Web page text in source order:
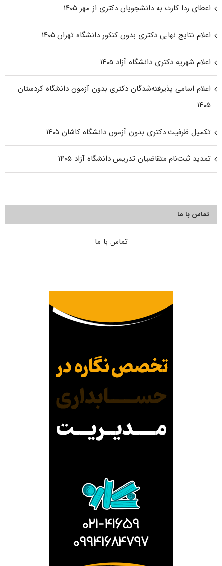
اعطای ردا کارت به دانشجویان دکتری از مهر ۱۴۰۵
اعلام نتایج نهایی دکتری بدون کنکور دانشگاه تهران ۱۴۰۵
اعلام شهریه دکتری دانشگاه آزاد ۱۴۰۵
اعلام اسامی پذیرفته‌شدگان دکتری بدون آزمون دانشگاه کردستان
۱۴۰۵
تکمیل ظرفیت دکتری بدون آزمون دانشگاه کاشان ۱۴۰۵
تمدید ثبت‌نام متقاضیان تدریس دانشگاه آزاد ۱۴۰۵
تماس با ما
تماس با ما